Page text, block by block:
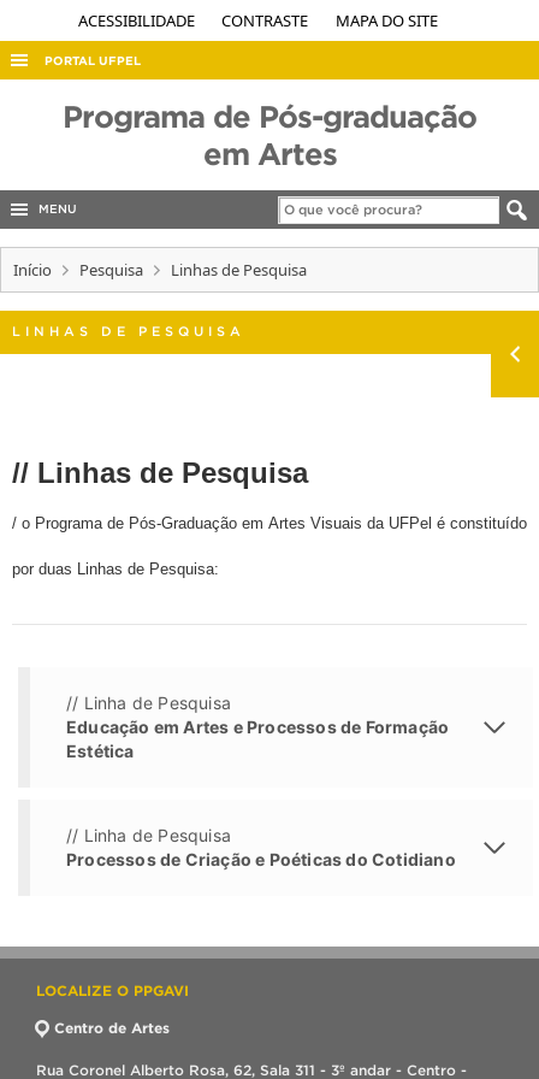
ACESSIBILIDADE CONTRASTE MAPA DO SITE
PORTAL UFPEL
EDITAIS
Programa de Pós-graduação
em Artes
MENU
Início Pesquisa Linhas de Pesquisa
LINHAS DE PESQUISA
// Linhas de Pesquisa
/ o Programa de Pós-Graduação em Artes Visuais da UFPel é constituído
por duas Linhas de Pesquisa:
// Linha de Pesquisa
Educação em Artes e Processos de Formação
Estética
// Linha de Pesquisa
Processos de Criação e Poéticas do Cotidiano
LOCALIZE O PPGAVI
Centro de Artes
Rua Coronel Alberto Rosa, 62, Sala 311 - 3º andar - Centro -